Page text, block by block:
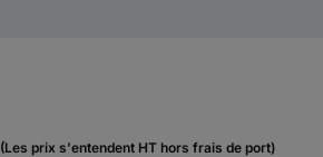
(Les prix s'entendent HT hors frais de port)